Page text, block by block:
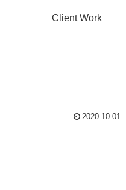
Client Work
2020.10.01